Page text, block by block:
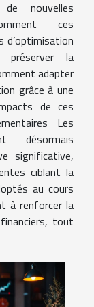
nouvelles
ces
préserver la
adapter
grâce à une
de ces
Les
désormais
significative,
ciblant la
au cours
à renforcer la
tout